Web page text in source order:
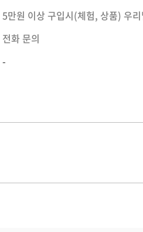
5만원 이상 구입시(체험, 상품) 우
전화 문의
-